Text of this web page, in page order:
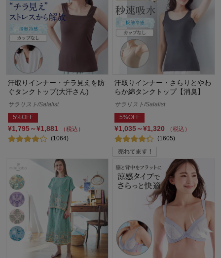
汗取りインナー・チラ見えを防
ぐタンクトップ(大汗さん)
サラリスト/Salalist
5%OFF
¥1,795～¥1,881
（税込）
(1064)
汗取りインナー・さらりとやわ
らか綿タンクトップ【消臭】
サラリスト/Salalist
5%OFF
¥1,035～¥1,320
（税込）
(1605)